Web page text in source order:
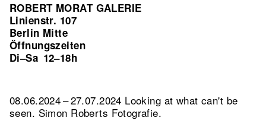
ROBERT MORAT GALERIE
Linienstr. 107
Berlin Mitte
Öffnungszeiten
Di–Sa 12–18h
08.06.2024 – 27.07.2024 Looking at what can't be
seen. Simon Roberts Fotografie.